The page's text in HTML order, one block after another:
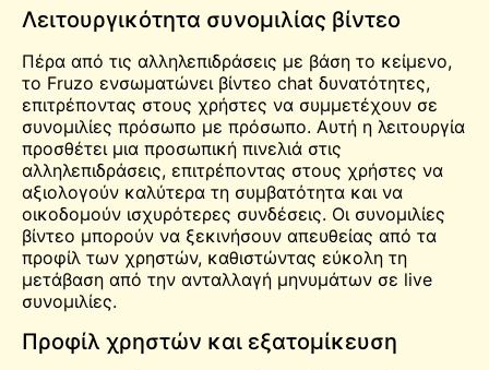
Λειτουργικότητα συνομιλίας βίντεο
Πέρα από τις αλληλεπιδράσεις με βάση το κείμενο,
το Fruzo ενσωματώνει βίντεο chat δυνατότητες,
επιτρέποντας στους χρήστες να συμμετέχουν σε
συνομιλίες πρόσωπο με πρόσωπο. Αυτή η λειτουργία
προσθέτει μια προσωπική πινελιά στις
αλληλεπιδράσεις, επιτρέποντας στους χρήστες να
αξιολογούν καλύτερα τη συμβατότητα και να
οικοδομούν ισχυρότερες συνδέσεις. Οι συνομιλίες
βίντεο μπορούν να ξεκινήσουν απευθείας από τα
προφίλ των χρηστών, καθιστώντας εύκολη τη
μετάβαση από την ανταλλαγή μηνυμάτων σε live
συνομιλίες.
Προφίλ χρηστών και εξατομίκευση